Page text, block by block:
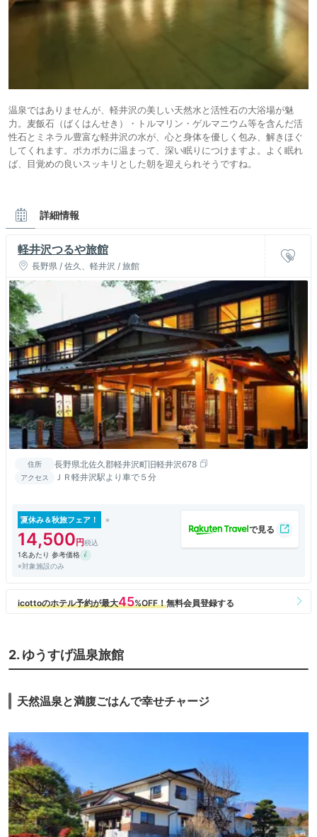
温泉ではありませんが、軽井沢の美しい天然水と活性石の大浴場が魅
力。麦飯石（ばくはんせき）・トルマリン・ゲルマニウム等を含んだ活
性石とミネラル豊富な軽井沢の水が、心と身体を優しく包み、解きほぐ
してくれます。ポカポカに温まって、深い眠りにつけますよ。よく眠れ
ば、目覚めの良いスッキリとした朝を迎えられそうですね。
詳細情報
軽井沢つるや旅館
長野県 / 佐久、軽井沢 / 旅館
住所 長野県北佐久郡軽井沢町旧軽井沢678
アクセス ＪＲ軽井沢駅より車で５分
夏休み＆秋旅フェア！
14,500
1名あたり 参考価格
※対象施設のみ
2. ゆうすげ温泉旅館
天然温泉と満腹ごはんで幸せチャージ